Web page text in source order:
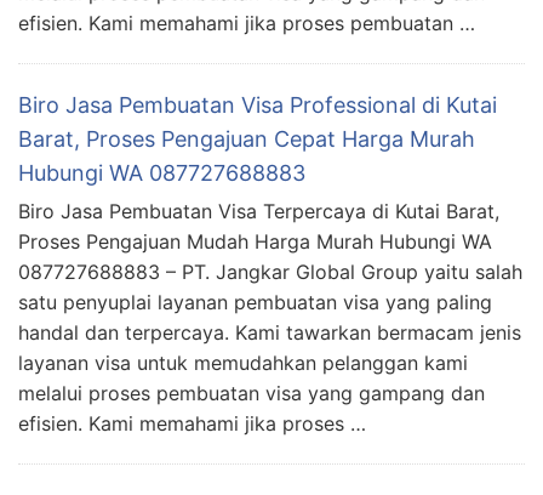
efisien. Kami memahami jika proses pembuatan …
Biro Jasa Pembuatan Visa Professional di Kutai
Barat, Proses Pengajuan Cepat Harga Murah
Hubungi WA 087727688883
Biro Jasa Pembuatan Visa Terpercaya di Kutai Barat,
Proses Pengajuan Mudah Harga Murah Hubungi WA
087727688883 – PT. Jangkar Global Group yaitu salah
satu penyuplai layanan pembuatan visa yang paling
handal dan terpercaya. Kami tawarkan bermacam jenis
layanan visa untuk memudahkan pelanggan kami
melalui proses pembuatan visa yang gampang dan
efisien. Kami memahami jika proses …